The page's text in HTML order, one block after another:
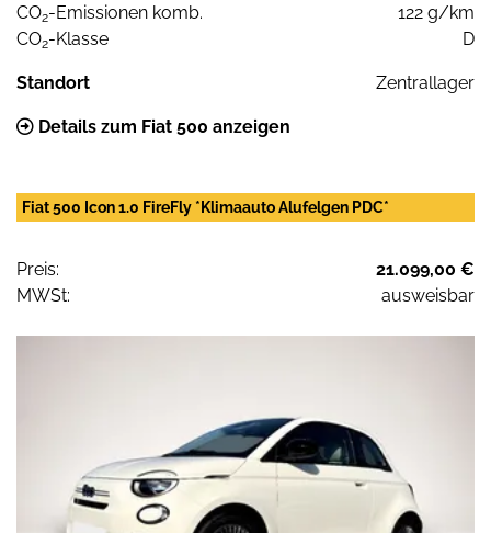
CO2-Emissionen komb.
122 g/km
CO2-Klasse D
Standort Zentrallager
Details zum Fiat 500 anzeigen
Fiat 500 Icon 1.0 FireFly *Klimaauto Alufelgen PDC*
Preis:
21.099,00 €
MWSt:
ausweisbar